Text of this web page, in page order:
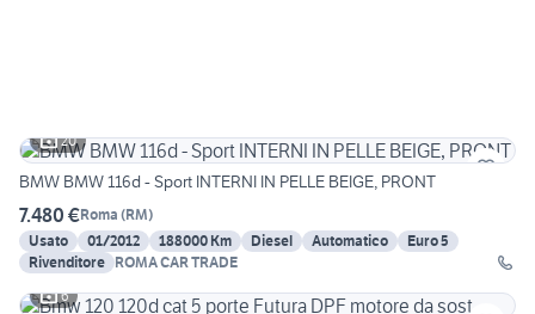
20
BMW BMW 116d - Sport INTERNI IN PELLE BEIGE, PRONT
7.480 €Roma (RM)
Usato
01/2012 188000 Km Diesel Automatico
Euro 5
Rivenditore ROMA CAR TRADE
6